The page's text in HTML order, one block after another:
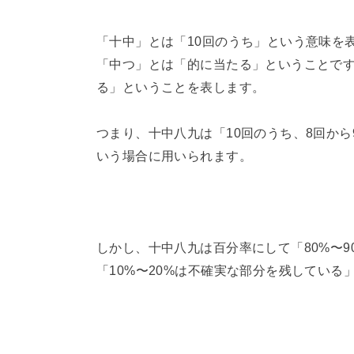
「十中」とは「10回のうち」という意味
「中つ」とは「的に当たる」ということ
る」ということを表します。
つまり、十中八九は「10回のうち、8回か
いう場合に用いられます。
しかし、十中八九は百分率にして「80%〜
「10%〜20%は不確実な部分を残している